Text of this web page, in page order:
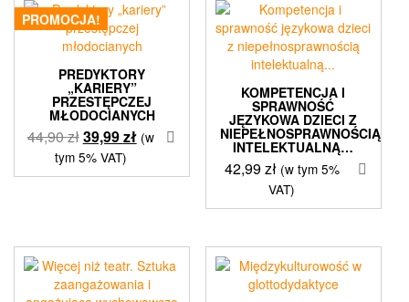
PROMOCJA!
PREDYKTORY
„KARIERY”
PRZESTĘPCZEJ
MŁODOCIANYCH
44,90złPierwotna
cena
wynosiła:
39,99złAktualna
wynosi:
(w
tym 5% VAT)
KOMPETENCJA I
SPRAWNOŚĆ
JĘZYKOWA DZIECI Z
NIEPEŁNOSPRAWNOŚCIĄ
INTELEKTUALNĄ…
42,99zł (w tym 5%
VAT)